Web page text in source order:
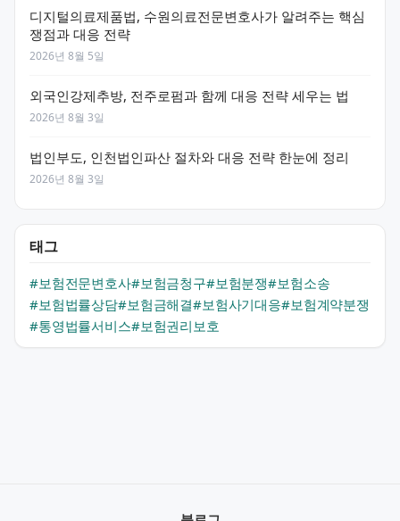
디지털의료제품법, 수원의료전문변호사가 알려주는 핵심
쟁점과 대응 전략
2026년 8월 5일
외국인강제추방, 전주로펌과 함께 대응 전략 세우는 법
2026년 8월 3일
법인부도, 인천법인파산 절차와 대응 전략 한눈에 정리
2026년 8월 3일
태그
#보험전문변호사#보험금청구#보험분쟁#보험소송
#보험법률상담#보험금해결#보험사기대응#보험계약분쟁
#통영법률서비스#보험권리보호